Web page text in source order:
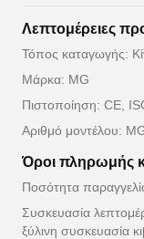
Λεπτομέρειες
Τόπος καταγωγής:
Μάρκα: MG
Πιστοποίηση: CE,
Αριθμό μοντέλου:
Όροι πληρωμής
Ποσότητα
Συσκευασία
ξύλινη συσκευασία